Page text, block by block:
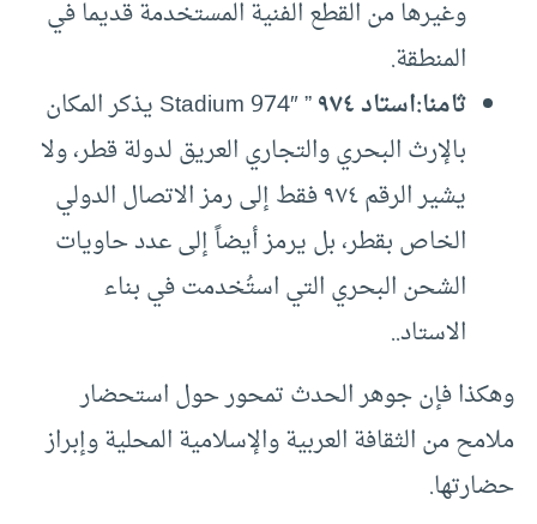
وغيرها من القطع الفنية المستخدمة قديما في
المنطقة.
ثامنا:استاد ٩٧٤
” Stadium 974″ يذكر المكان
بالإرث البحري والتجاري العريق لدولة قطر، ولا
يشير الرقم ٩٧٤ فقط إلى رمز الاتصال الدولي
الخاص بقطر، بل يرمز أيضاً إلى عدد حاويات
الشحن البحري التي استُخدمت في بناء
الاستاد..
وهكذا فإن جوهر الحدث تمحور حول استحضار
ملامح من الثقافة العربية والإسلامية المحلية وإبراز
حضارتها.